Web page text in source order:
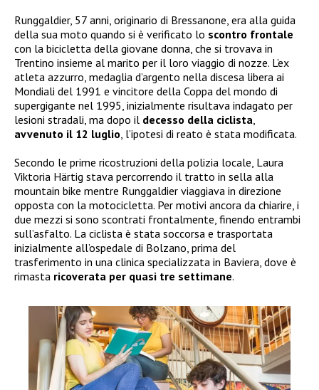
Runggaldier, 57 anni, originario di Bressanone, era alla guida
della sua moto quando si è verificato lo scontro frontale
con la bicicletta della giovane donna, che si trovava in
Trentino insieme al marito per il loro viaggio di nozze. L’ex
atleta azzurro, medaglia d’argento nella discesa libera ai
Mondiali del 1991 e vincitore della Coppa del mondo di
supergigante nel 1995, inizialmente risultava indagato per
lesioni stradali, ma dopo il decesso della ciclista,
avvenuto il 12 luglio, l’ipotesi di reato è stata modificata.
Secondo le prime ricostruzioni della polizia locale, Laura
Viktoria Härtig stava percorrendo il tratto in sella alla
mountain bike mentre Runggaldier viaggiava in direzione
opposta con la motocicletta. Per motivi ancora da chiarire, i
due mezzi si sono scontrati frontalmente, finendo entrambi
sull’asfalto. La ciclista è stata soccorsa e trasportata
inizialmente all’ospedale di Bolzano, prima del
trasferimento in una clinica specializzata in Baviera, dove è
rimasta ricoverata per quasi tre settimane.